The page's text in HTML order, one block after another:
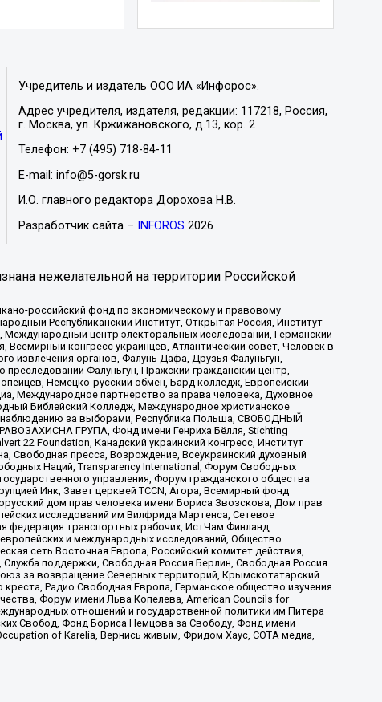
Учредитель и издатель ООО ИА «Инфорос».
Адрес учредителя, издателя, редакции: 117218, Россия,
г. Москва, ул. Кржижановского, д.13, кор. 2
Телефон: +7 (495) 718-84-11
E-mail: info@5-gorsk.ru
И.О. главного редактора Дорохова Н.В.
Разработчик сайта –
INFOROS 2026
нежелательной на территории Российской
российский фонд по экономическому и правовому
Республиканский Институт, Открытая Россия, Институт
центр электоральных исследований, Германский
конгресс украинцев, Атлантический совет, Человек в
извлечения органов, Фалунь Дафа, Друзья Фалуньгун,
Фалуньгун, Пражский гражданский центр,
Немецко-русский обмен, Бард колледж, Европейский
Международное партнерство за права человека, Духовное
Библейский Колледж, Международное христианское
наблюдению за выборами, Республика Польша, СВОБОДНЫЙ
ГРУПА, Фонд имени Генриха Бёлля, Stichting
22 Foundation, Канадский украинский конгресс, Институт
Свободная пресса, Возрождение, Всеукраинский духовный
Наций, Transparеncy International, Форум Свободных
управления, Форум гражданского общества
Инк, Завет церквей TCCN, Агора, Всемирный фонд
дом прав человека имени Бориса Звозскова, Дом прав
исследований им Вилфрида Мартенса, Сетевое
федерация транспортных рабочих, ИстЧам Финланд,
и международных исследований, Общество
сеть Восточная Европа, Российский комитет действия,
поддержки, Свободная Россия Берлин, Свободная Россия
за возвращение Северных территорий, Крымскотатарский
Радио Свободная Европа, Германское общество изучения
Форум имени Льва Копелева, American Councils for
отношений и государственной политики им Питера
Свобод, Фонд Бориса Немцова за Свободу, Фонд имени
of Karelia, Вернись живым, Фридом Хаус, СОТА медиа,